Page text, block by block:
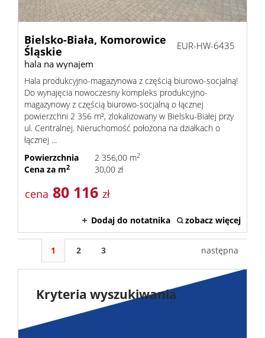
Bielsko-Biała, Komorowice
Śląskie
hala na wynajem
EUR-HW-6435
Hala produkcyjno-magazynowa z częścią biurowo-socjalną!
Do wynajęcia nowoczesny kompleks produkcyjno-
magazynowy z częścią biurowo-socjalną o łącznej
powierzchni 2 356 m², zlokalizowany w Bielsku-Białej przy
ul. Centralnej. Nieruchomość położona na działkach o
łącznej ...
Powierzchnia
2 356,00 m2
Cena za m2 30,00 zł
cena 80 116 zł
Dodaj do notatnika zobacz więcej
1 2 3 następna
Kryteria wyszukiwania